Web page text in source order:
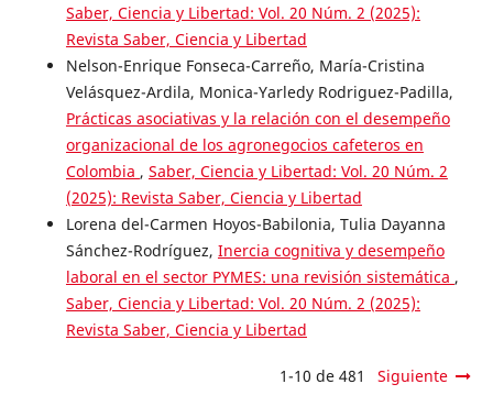
Saber, Ciencia y Libertad: Vol. 20 Núm. 2 (2025):
Revista Saber, Ciencia y Libertad
Nelson-Enrique Fonseca-Carreño, María-Cristina
Velásquez-Ardila, Monica-Yarledy Rodriguez-Padilla,
Prácticas asociativas y la relación con el desempeño
organizacional de los agronegocios cafeteros en
Colombia , Saber, Ciencia y Libertad: Vol. 20 Núm. 2
(2025): Revista Saber, Ciencia y Libertad
Lorena del-Carmen Hoyos-Babilonia, Tulia Dayanna
Sánchez-Rodríguez, Inercia cognitiva y desempeño
laboral en el sector PYMES: una revisión sistemática ,
Saber, Ciencia y Libertad: Vol. 20 Núm. 2 (2025):
Revista Saber, Ciencia y Libertad
1-10 de 481 Siguiente